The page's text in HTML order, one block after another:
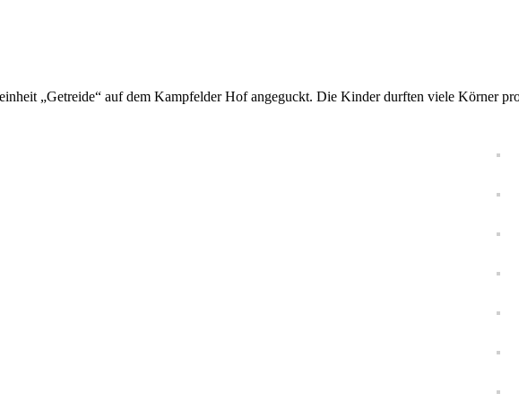
„Getreide“ auf dem Kampfelder Hof angeguckt. Die Kinder durften viele Körner